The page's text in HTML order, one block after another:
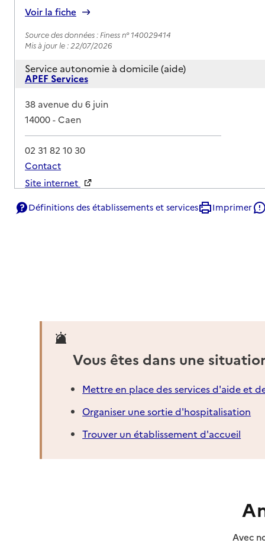
Voir la fiche
Source des données : Finess n° 140029414
Mis à jour le : 22/07/2026
Service autonomie à domicile (aide)
APEF Services
Adresse
38 avenue du 6 juin
14000-Caen
02 31 82 10 30
Contact
Site internet
Voir la fiche
02 31 34 99 63
Voir la fiche
Source des données : Finess n° 140022203
Auxi'Life 14
Définitions des établissements et services Imprimer
Vous êtes dans une
Mettre en place des services d'aide et
Organiser une sortie d'hospitalisation
Trouver un établissement d'accueil
Avec